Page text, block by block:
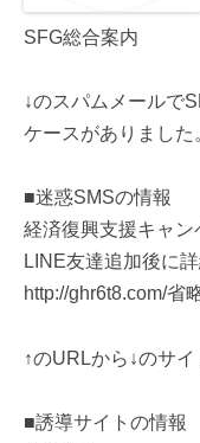
SFG総合案内
↓のスパムメールで
ケースがありました
■迷惑SMSの情報
経済復興支援キャ
LINE友達追加後に
http://ghr6t8.com/省
↑のURLから↓のサイ
■誘導サイトの情報